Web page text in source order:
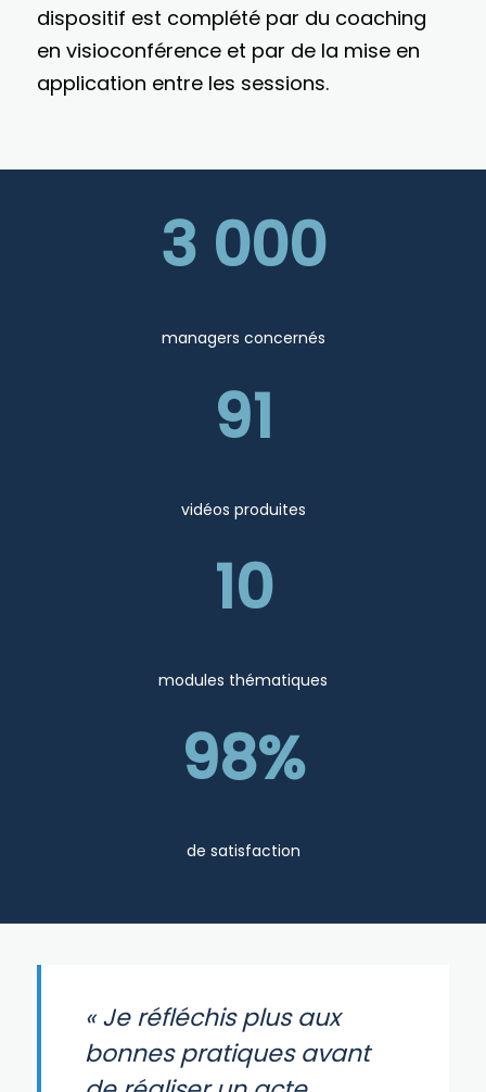
dispositif est complété par du coaching
en visioconférence et par de la mise en
application entre les sessions.
3 000
managers concernés
91
vidéos produites
10
modules thématiques
98%
de satisfaction
« Je réfléchis plus aux
bonnes pratiques avant